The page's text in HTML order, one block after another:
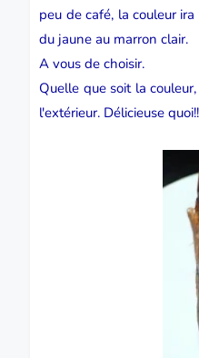
peu de café, la couleur
du jaune au marron clair.
A vous de choisir.
Quelle que soit la
l'extérieur. Délicieuse